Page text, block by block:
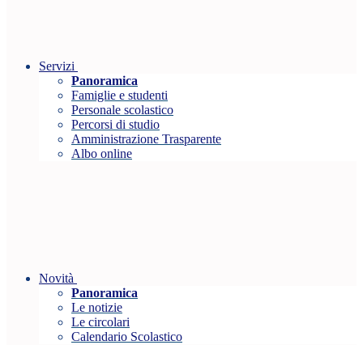
Servizi
Panoramica
Famiglie e studenti
Personale scolastico
Percorsi di studio
Amministrazione Trasparente
Albo online
Novità
Panoramica
Le notizie
Le circolari
Calendario Scolastico